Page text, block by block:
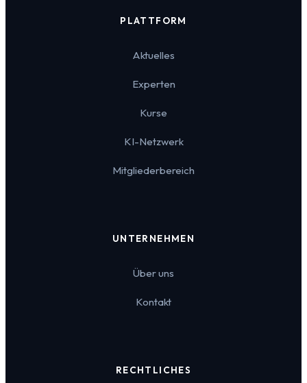
PLATTFORM
Aktuelles
Experten
Kurse
KI-Netzwerk
Mitgliederbereich
UNTERNEHMEN
Über uns
Kontakt
RECHTLICHES